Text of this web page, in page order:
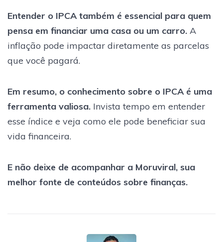
Entender o IPCA também é essencial para quem
pensa em financiar uma casa ou um carro. A
inflação pode impactar diretamente as parcelas
que você pagará.
Em resumo, o conhecimento sobre o IPCA é uma
ferramenta valiosa. Invista tempo em entender
esse índice e veja como ele pode beneficiar sua
vida financeira.
E não deixe de acompanhar a Moruviral, sua
melhor fonte de conteúdos sobre finanças.